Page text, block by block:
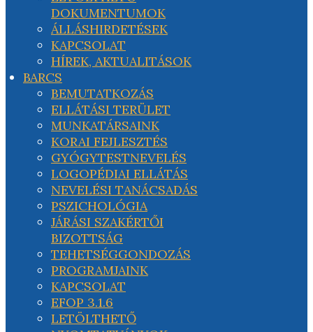
DOKUMENTUMOK
ÁLLÁSHIRDETÉSEK
KAPCSOLAT
HÍREK, AKTUALITÁSOK
BARCS
BEMUTATKOZÁS
ELLÁTÁSI TERÜLET
MUNKATÁRSAINK
KORAI FEJLESZTÉS
GYÓGYTESTNEVELÉS
LOGOPÉDIAI ELLÁTÁS
NEVELÉSI TANÁCSADÁS
PSZICHOLÓGIA
JÁRÁSI SZAKÉRTŐI
BIZOTTSÁG
TEHETSÉGGONDOZÁS
PROGRAMJAINK
KAPCSOLAT
EFOP 3.1.6
LETÖLTHETŐ